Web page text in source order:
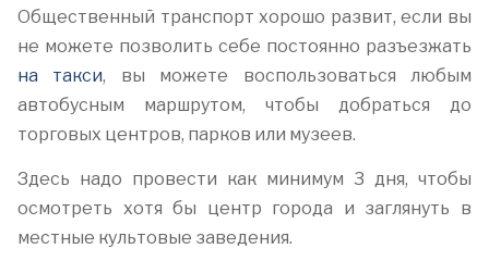
Общественный транспорт хорошо развит, если вы
не можете позволить себе постоянно разъезжать
на такси, вы можете воспользоваться любым
автобусным маршрутом, чтобы добраться до
торговых центров, парков или музеев.
Здесь надо провести как минимум 3 дня, чтобы
осмотреть хотя бы центр города и заглянуть в
местные культовые заведения.